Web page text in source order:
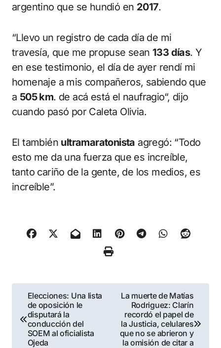
argentino que se hundió en 2017.
“Llevo un registro de cada día de mi
travesía, que me propuse sean 133 días. Y
en ese testimonio, el día de ayer rendí mi
homenaje a mis compañeros, sabiendo que
a 505 km. de acá está el naufragio“, dijo
cuando pasó por Caleta Olivia.
El también ultramaratonista agregó: “Todo
esto me da una fuerza que es increíble,
tanto cariño de la gente, de los medios, es
increíble”.
Navegación
de
entradas
Elecciones: Una lista
de oposición le
disputará la
conducción del
SOEM al oficialista
Ojeda
La muerte de Matías
Rodriguez: Clarín
recordó el papel de
la Justicia, celulares
que no se abrieron y
la omisión de citar a